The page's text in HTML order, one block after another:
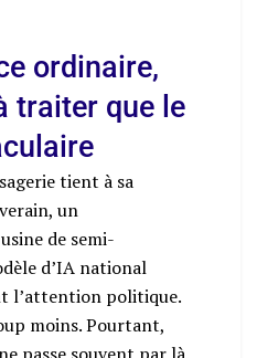
ordinaire,
traiter que le
tient à sa
un
de semi-
d’IA national
l’attention politique.
moins. Pourtant,